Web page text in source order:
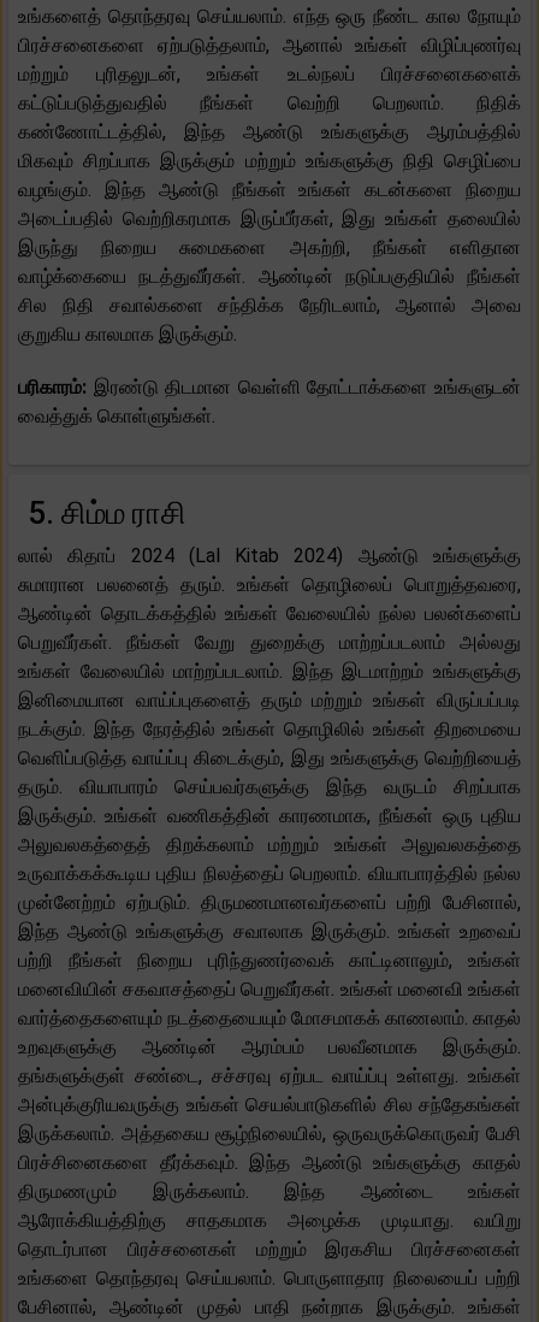
உங்களைத் தொந்தரவு செய்யலாம். எந்த ஒரு நீண்ட கால நோயும்
பிரச்சனைகளை ஏற்படுத்தலாம், ஆனால் உங்கள் விழிப்புணர்வு
மற்றும் புரிதலுடன், உங்கள் உடல்நலப் பிரச்சனைகளைக்
கட்டுப்படுத்துவதில் நீங்கள் வெற்றி பெறலாம். நிதிக்
கண்ணோட்டத்தில், இந்த ஆண்டு உங்களுக்கு ஆரம்பத்தில்
மிகவும் சிறப்பாக இருக்கும் மற்றும் உங்களுக்கு நிதி செழிப்பை
வழங்கும். இந்த ஆண்டு நீங்கள் உங்கள் கடன்களை நிறைய
அடைப்பதில் வெற்றிகரமாக இருப்பீர்கள், இது உங்கள் தலையில்
இருந்து நிறைய சுமைகளை அகற்றி, நீங்கள் எளிதான
வாழ்க்கையை நடத்துவீர்கள். ஆண்டின் நடுப்பகுதியில் நீங்கள்
சில நிதி சவால்களை சந்திக்க நேரிடலாம், ஆனால் அவை
குறுகிய காலமாக இருக்கும்.
பரிகாரம்: இரண்டு திடமான வெள்ளி தோட்டாக்களை உங்களுடன்
வைத்துக் கொள்ளுங்கள்.
5. சிம்ம ராசி
லால் கிதாப் 2024 (Lal Kitab 2024) ஆண்டு உங்களுக்கு
சுமாரான பலனைத் தரும். உங்கள் தொழிலைப் பொறுத்தவரை,
ஆண்டின் தொடக்கத்தில் உங்கள் வேலையில் நல்ல பலன்களைப்
பெறுவீர்கள். நீங்கள் வேறு துறைக்கு மாற்றப்படலாம் அல்லது
உங்கள் வேலையில் மாற்றப்படலாம். இந்த இடமாற்றம் உங்களுக்கு
இனிமையான வாய்ப்புகளைத் தரும் மற்றும் உங்கள் விருப்பப்படி
நடக்கும். இந்த நேரத்தில் உங்கள் தொழிலில் உங்கள் திறமையை
வெளிப்படுத்த வாய்ப்பு கிடைக்கும், இது உங்களுக்கு வெற்றியைத்
தரும். வியாபாரம் செய்பவர்களுக்கு இந்த வருடம் சிறப்பாக
இருக்கும். உங்கள் வணிகத்தின் காரணமாக, நீங்கள் ஒரு புதிய
அலுவலகத்தைத் திறக்கலாம் மற்றும் உங்கள் அலுவலகத்தை
உருவாக்கக்கூடிய புதிய நிலத்தைப் பெறலாம். வியாபாரத்தில் நல்ல
முன்னேற்றம் ஏற்படும். திருமணமானவர்களைப் பற்றி பேசினால்,
இந்த ஆண்டு உங்களுக்கு சவாலாக இருக்கும். உங்கள் உறவைப்
பற்றி நீங்கள் நிறைய புரிந்துணர்வைக் காட்டினாலும், உங்கள்
மனைவியின் சகவாசத்தைப் பெறுவீர்கள். உங்கள் மனைவி உங்கள்
வார்த்தைகளையும் நடத்தையையும் மோசமாகக் காணலாம். காதல்
உறவுகளுக்கு ஆண்டின் ஆரம்பம் பலவீனமாக இருக்கும்.
தங்களுக்குள் சண்டை, சச்சரவு ஏற்பட வாய்ப்பு உள்ளது. உங்கள்
அன்புக்குரியவருக்கு உங்கள் செயல்பாடுகளில் சில சந்தேகங்கள்
இருக்கலாம். அத்தகைய சூழ்நிலையில், ஒருவருக்கொருவர் பேசி
பிரச்சினைகளை தீர்க்கவும். இந்த ஆண்டு உங்களுக்கு காதல்
திருமணமும் இருக்கலாம். இந்த ஆண்டை உங்கள்
ஆரோக்கியத்திற்கு சாதகமாக அழைக்க முடியாது. வயிறு
தொடர்பான பிரச்சனைகள் மற்றும் இரகசிய பிரச்சனைகள்
உங்களை தொந்தரவு செய்யலாம். பொருளாதார நிலையைப் பற்றி
பேசினால், ஆண்டின் முதல் பாதி நன்றாக இருக்கும். உங்கள்